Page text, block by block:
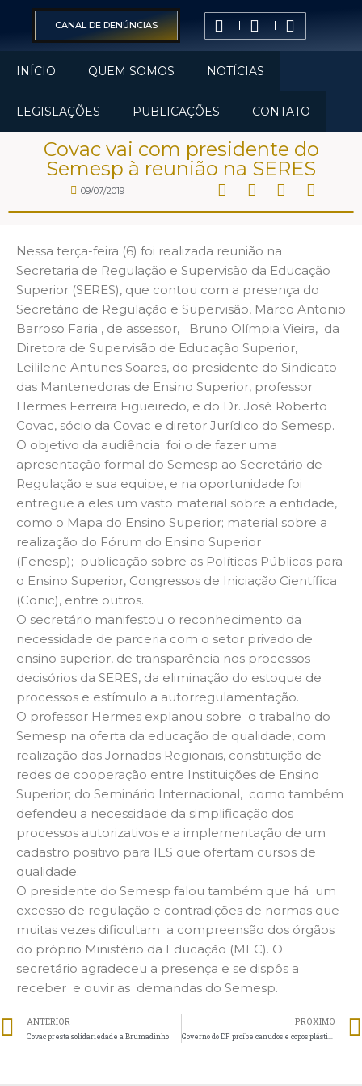
CANAL DE DENÚNCIAS
INÍCIO QUEM SOMOS NOTÍCIAS
LEGISLAÇÕES PUBLICAÇÕES CONTATO
Covac vai com presidente do
Semesp à reunião na SERES
09/07/2019
Nessa terça-feira (6) foi realizada reunião na
Secretaria de Regulação e Supervisão da Educação
Superior (SERES), que contou com a presença do
Secretário de Regulação e Supervisão, Marco Antonio
Barroso Faria , de assessor, Bruno Olímpia Vieira, da
Diretora de Supervisão de Educação Superior,
Leililene Antunes Soares, do presidente do Sindicato
das Mantenedoras de Ensino Superior, professor
Hermes Ferreira Figueiredo, e do Dr. José Roberto
Covac, sócio da Covac e diretor Jurídico do Semesp.
O objetivo da audiência foi o de fazer uma
apresentação formal do Semesp ao Secretário de
Regulação e sua equipe, e na oportunidade foi
entregue a eles um vasto material sobre a entidade,
como o Mapa do Ensino Superior; material sobre a
realização do Fórum do Ensino Superior
(Fenesp); publicação sobre as Políticas Públicas para
o Ensino Superior, Congressos de Iniciação Científica
(Conic), entre outros.
O secretário manifestou o reconhecimento da
necessidade de parceria com o setor privado de
ensino superior, de transparência nos processos
decisórios da SERES, da eliminação do estoque de
processos e estímulo a autorregulamentação.
O professor Hermes explanou sobre o trabalho do
Semesp na oferta da educação de qualidade, com
realização das Jornadas Regionais, constituição de
redes de cooperação entre Instituições de Ensino
Superior; do Seminário Internacional, como também
defendeu a necessidade da simplificação dos
processos autorizativos e a implementação de um
cadastro positivo para IES que ofertam cursos de
qualidade.
O presidente do Semesp falou também que há um
excesso de regulação e contradições de normas que
muitas vezes dificultam a compreensão dos órgãos
do próprio Ministério da Educação (MEC). O
secretário agradeceu a presença e se dispôs a
receber e ouvir as demandas do Semesp.
ANTERIOR
Covac presta solidariedade a Brumadinho
PRÓXIMO